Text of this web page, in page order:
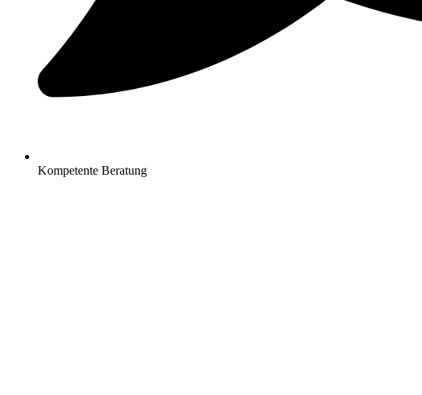
Kompetente Beratung